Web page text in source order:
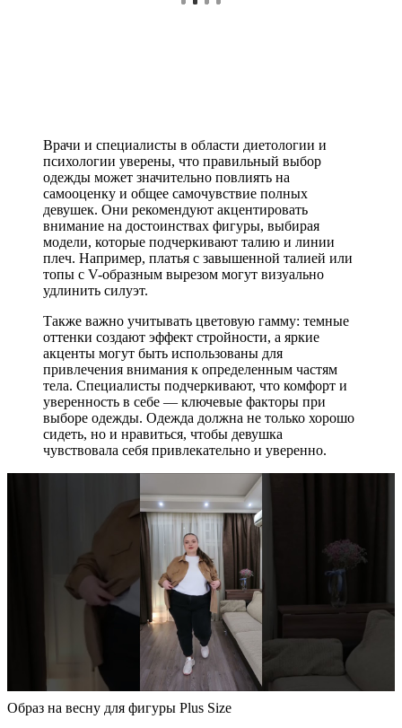
Врачи и специалисты в области диетологии и
психологии уверены, что правильный выбор
одежды может значительно повлиять на
самооценку и общее самочувствие полных
девушек. Они рекомендуют акцентировать
внимание на достоинствах фигуры, выбирая
модели, которые подчеркивают талию и линии
плеч. Например, платья с завышенной талией или
топы с V-образным вырезом могут визуально
удлинить силуэт.
Также важно учитывать цветовую гамму: темные
оттенки создают эффект стройности, а яркие
акценты могут быть использованы для
привлечения внимания к определенным частям
тела. Специалисты подчеркивают, что комфорт и
уверенность в себе — ключевые факторы при
выборе одежды. Одежда должна не только хорошо
сидеть, но и нравиться, чтобы девушка
чувствовала себя привлекательно и уверенно.
Образ на весну для фигуры Plus Size